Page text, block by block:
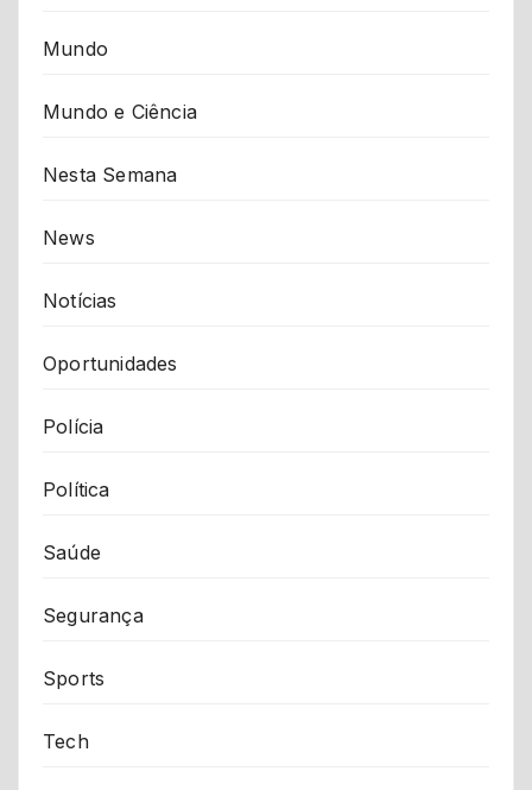
Mundo
Mundo e Ciência
Nesta Semana
News
Notícias
Oportunidades
Polícia
Política
Saúde
Segurança
Sports
Tech